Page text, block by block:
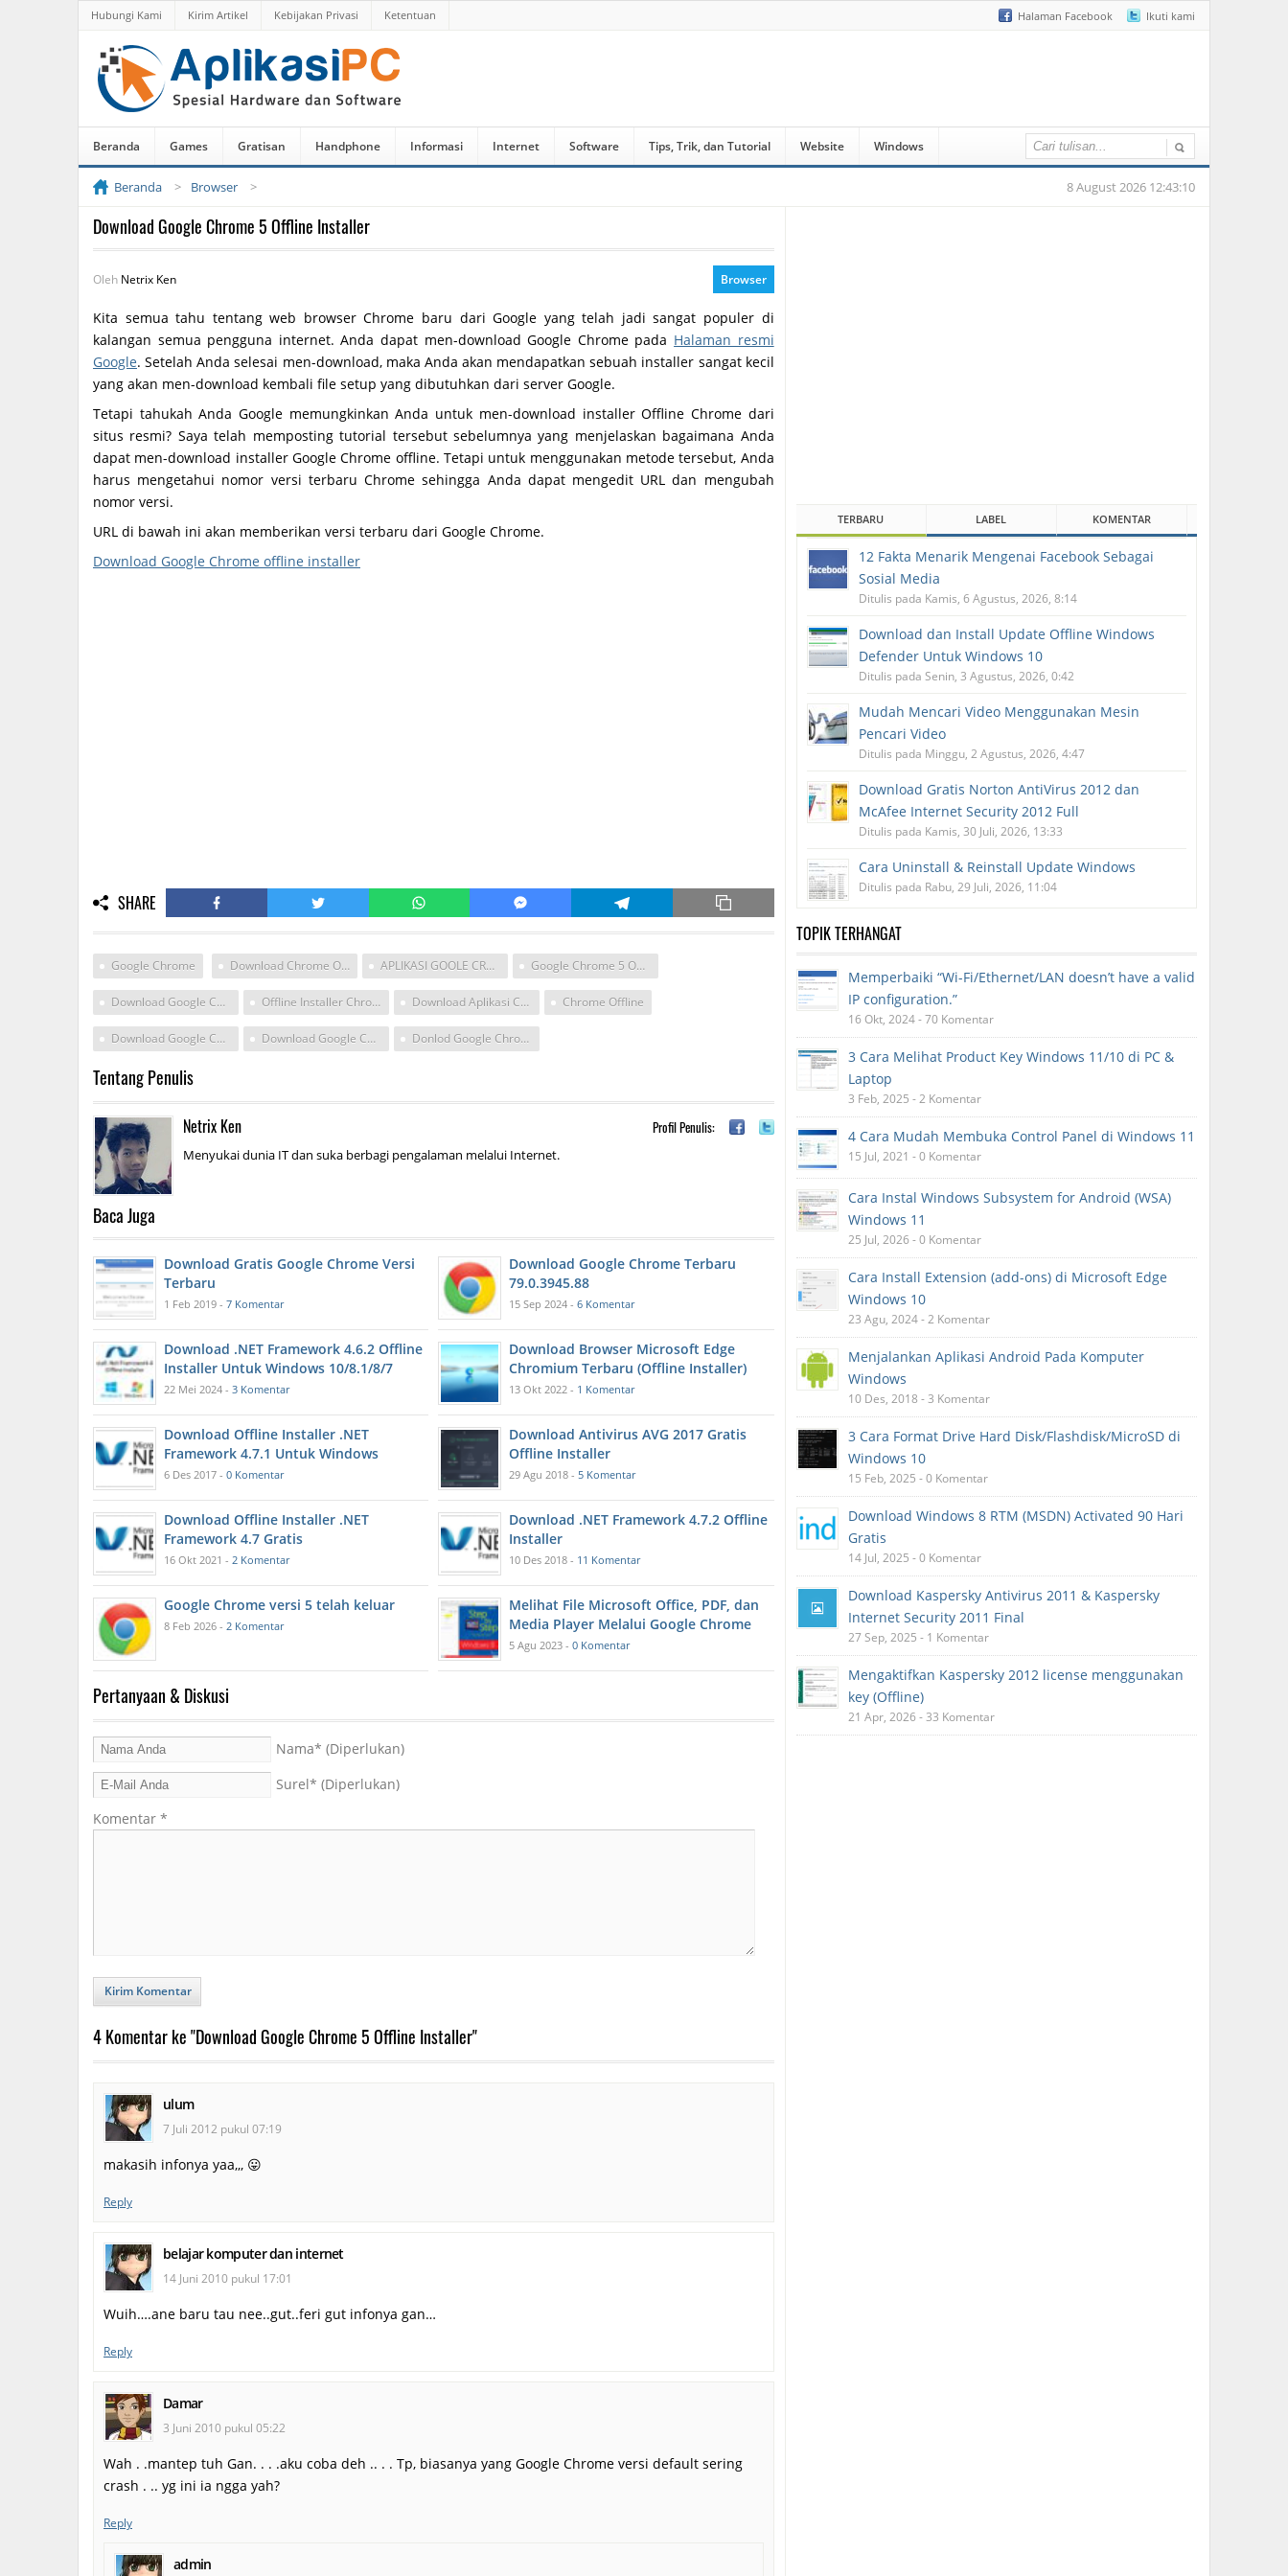
Halaman Facebook Ikuti kami
Hubungi Kami Kirim Artikel Kebijakan Privasi Ketentuan
Beranda Games Gratisan Handphone Informasi Internet Software Tips, Trik, dan Tutorial Website Windows
Beranda Browser 8 August 2026 12:43:10
Download Google Chrome 5 Offline Installer
Oleh Netrix Ken Browser
Kita semua tahu tentang web browser Chrome baru dari Google yang telah jadi sangat populer di
kalangan semua pengguna internet. Anda dapat men-download Google Chrome pada Halaman resmi
Google. Setelah Anda selesai men-download, maka Anda akan mendapatkan sebuah installer sangat kecil
yang akan men-download kembali file setup yang dibutuhkan dari server Google.
Tetapi tahukah Anda Google memungkinkan Anda untuk men-download installer Offline Chrome dari
situs resmi? Saya telah memposting tutorial tersebut sebelumnya yang menjelaskan bagaimana Anda
dapat men-download installer Google Chrome offline. Tetapi untuk menggunakan metode tersebut, Anda
harus mengetahui nomor versi terbaru Chrome sehingga Anda dapat mengedit URL dan mengubah
nomor versi.
URL di bawah ini akan memberikan versi terbaru dari Google Chrome.
Download Google Chrome offline installer
SHARE
Google Chrome Download Chrome Offline Installer Pc APLIKASI GOOLE CROME DOWNLOAD INSTAL OFLINE Google Chrome 5 Offline
Download Google Chrome Offline Installer Chrome Download Aplikasi Chrome Install Offline Chrome Offline
Download Google Chrome Ukuran Rendah Download Google Chrome Yang Ukuran Kecil Untuk Donlod Google Chrome Ofline Install
Tentang Penulis
Netrix Ken Profil Penulis:
Menyukai dunia IT dan suka berbagi pengalaman melalui Internet.
Baca Juga
Download Gratis Google Chrome Versi
Terbaru
1 Feb 2019 - 7 Komentar
Download Google Chrome Terbaru
79.0.3945.88
15 Sep 2024 -6 Komentar
Download .NET Framework 4.6.2 Offline
Installer Untuk Windows 10/8.1/8/7
22 Mei 2024 - 3 Komentar
Download Browser Microsoft Edge
Chromium Terbaru (Offline Installer)
13 Okt 2022 - 1 Komentar
Download Offline Installer .NET
Framework 4.7.1 Untuk Windows
6 Des 2017 - 0 Komentar
Download Antivirus AVG 2017 Gratis
Offline Installer
29 Agu 2018 -5 Komentar
Download Offline Installer .NET
Framework 4.7 Gratis
16 Okt 2021 - 2 Komentar
Download .NET Framework 4.7.2 Offline
Installer
10 Des 2018 - 11 Komentar
Google Chrome versi 5 telah keluar
8 Feb 2026 - 2 Komentar
Melihat File Microsoft Office, PDF, dan
Media Player Melalui Google Chrome
5 Agu 2023 -0 Komentar
Pertanyaan & Diskusi
Nama* (Diperlukan)
Surel* (Diperlukan)
Komentar *
Kirim Komentar
4 Komentar ke "Download Google Chrome 5 Offline Installer"
ulum
7 Juli 2012 pukul 07:19
makasih infonya yaa,,, 😛
Reply
belajar komputer dan internet
14 Juni 2010 pukul 17:01
Wuih….ane baru tau nee..gut..feri gut infonya gan…
Reply
Damar
3 Juni 2010 pukul 05:22
Wah . .mantep tuh Gan. . . .aku coba deh .. . . Tp, biasanya yang Google Chrome versi default sering
crash . .. yg ini ia ngga yah?
Reply
admin
TERBARU LABEL KOMENTAR
12 Fakta Menarik Mengenai Facebook Sebagai
Sosial Media
Ditulis pada Kamis, 6 Agustus, 2026, 8:14
Download dan Install Update Offline Windows
Defender Untuk Windows 10
Ditulis pada Senin, 3 Agustus, 2026, 0:42
Mudah Mencari Video Menggunakan Mesin
Pencari Video
Ditulis pada Minggu, 2 Agustus, 2026, 4:47
Download Gratis Norton AntiVirus 2012 dan
McAfee Internet Security 2012 Full
Ditulis pada Kamis, 30 Juli, 2026, 13:33
Cara Uninstall & Reinstall Update Windows
Ditulis pada Rabu, 29 Juli, 2026, 11:04
TOPIK TERHANGAT
Memperbaiki “Wi-Fi/Ethernet/LAN doesn’t have a valid
IP configuration.”
16 Okt, 2024 - 70 Komentar
3 Cara Melihat Product Key Windows 11/10 di PC &
Laptop
3 Feb, 2025 - 2 Komentar
4 Cara Mudah Membuka Control Panel di Windows 11
15 Jul, 2021 - 0 Komentar
Cara Instal Windows Subsystem for Android (WSA)
Windows 11
25 Jul, 2026 - 0 Komentar
Cara Install Extension (add-ons) di Microsoft Edge
Windows 10
23 Agu, 2024 - 2 Komentar
Menjalankan Aplikasi Android Pada Komputer
Windows
10 Des, 2018 - 3 Komentar
3 Cara Format Drive Hard Disk/Flashdisk/MicroSD di
Windows 10
15 Feb, 2025 - 0 Komentar
Download Windows 8 RTM (MSDN) Activated 90 Hari
Gratis
14 Jul, 2025 - 0 Komentar
Download Kaspersky Antivirus 2011 & Kaspersky
Internet Security 2011 Final
27 Sep, 2025 - 1 Komentar
Mengaktifkan Kaspersky 2012 license menggunakan
key (Offline)
21 Apr, 2026 - 33 Komentar